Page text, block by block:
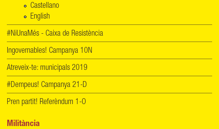
Castellano
English
#NiUnaMés - Caixa de Resistència
Ingovernables! Campanya 10N
Atreveix-te: municipals 2019
#Dempeus! Campanya 21-D
Pren partit! Referèndum 1-O
Militància